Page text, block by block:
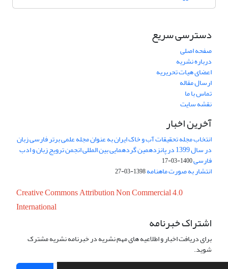
دسترسی سریع
صفحه اصلی
درباره نشریه
اعضای هیات تحریریه
ارسال مقاله
تماس با ما
نقشه سایت
آخرین اخبار
انتخاب مجله تحقیقات آب و خاک ایران به عنوان مجله علمی برتر فارسی زبان
در سال 1399 در پانزدهمین گردهمایی بین المللی انجمن ترویج زبان و ادب
فارسی1400-03-17
انتشار به صورت ماهنامه1398-03-27
Creative Commons Attribution Non Commercial 4.0
International
اشتراک خبرنامه
برای دریافت اخبار و اطلاعیه های مهم نشریه در خبرنامه نشریه مشترک
شوید.